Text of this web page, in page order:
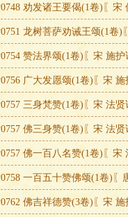
劝发诸王要偈(1卷)〖宋
龙树菩萨劝诫王颂(1卷)
赞法界颂(1卷)〖宋 施护
广大发愿颂(1卷)〖宋 施
三身梵赞(1卷)〖宋 法贤
佛三身赞(1卷)〖宋 法贤
佛一百八名赞(1卷)〖宋
一百五十赞佛颂(1卷)〖
佛吉祥德赞(3卷)〖宋 施